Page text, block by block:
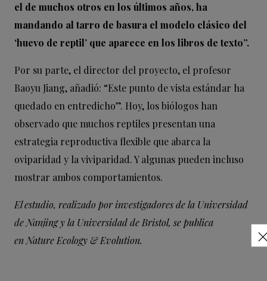
el de muchos otros en los últimos años, ha
mandando al tarro de basura el modelo clásico del
‘huevo de reptil’ que aparece en los libros de texto”.
Por su parte, el director del proyecto, el profesor
Baoyu Jiang, añadió: “Este punto de vista estándar ha
quedado en entredicho”. Hoy, los biólogos han
observado que muchos reptiles presentan una
estrategia reproductiva flexible que abarca la
oviparidad y la viviparidad. Y algunas pueden incluso
mostrar ambos comportamientos.
El estudio, realizado por investigadores de la Universidad
de Nanjing y la Universidad de Bristol, se publica
en Nature Ecology & Evolution.